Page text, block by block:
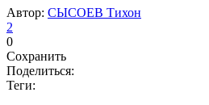
Автор: СЫСОЕВ Тихон
2
0
Сохранить
Поделиться:
Теги: